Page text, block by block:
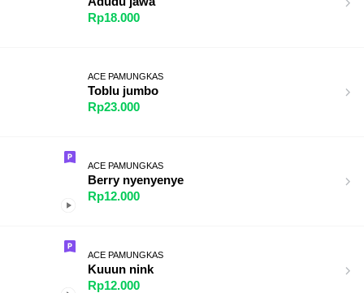
Rp18.000
ACE PAMUNGKAS
Toblu jumbo
Rp23.000
ACE PAMUNGKAS
Berry nyenyenye
Rp12.000
ACE PAMUNGKAS
Kuuun nink
Rp12.000